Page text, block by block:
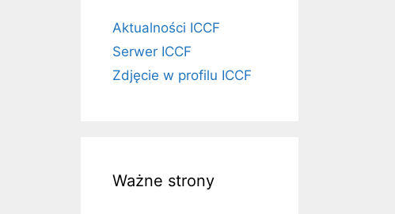
Aktualności ICCF
Serwer ICCF
Zdjęcie w profilu ICCF
Ważne strony